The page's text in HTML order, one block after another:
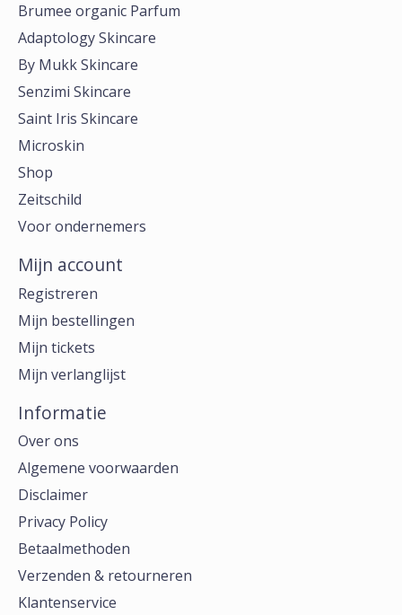
Brumee organic Parfum
Adaptology Skincare
By Mukk Skincare
Senzimi Skincare
Saint Iris Skincare
Microskin
Shop
Zeitschild
Voor ondernemers
Mijn account
Registreren
Mijn bestellingen
Mijn tickets
Mijn verlanglijst
Informatie
Over ons
Algemene voorwaarden
Disclaimer
Privacy Policy
Betaalmethoden
Verzenden & retourneren
Klantenservice